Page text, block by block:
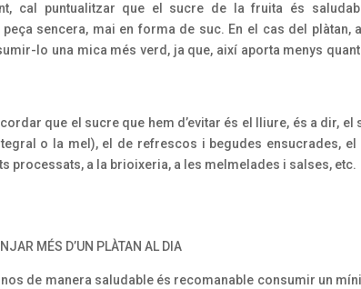
cal puntualitzar que el sucre de la fruita és
sencera, mai en forma de suc. En el cas del plàtan,
lo una mica més verd, ja que, així aporta menys
que el sucre que hem d’evitar és el lliure, és a dir, el
o la mel), el de refrescos i begudes ensucrades, el
processats, a la brioixeria, a les melmelades i salses, etc.
MÉS D’UN PLÀTAN AL DIA
de manera saludable és recomanable consumir un